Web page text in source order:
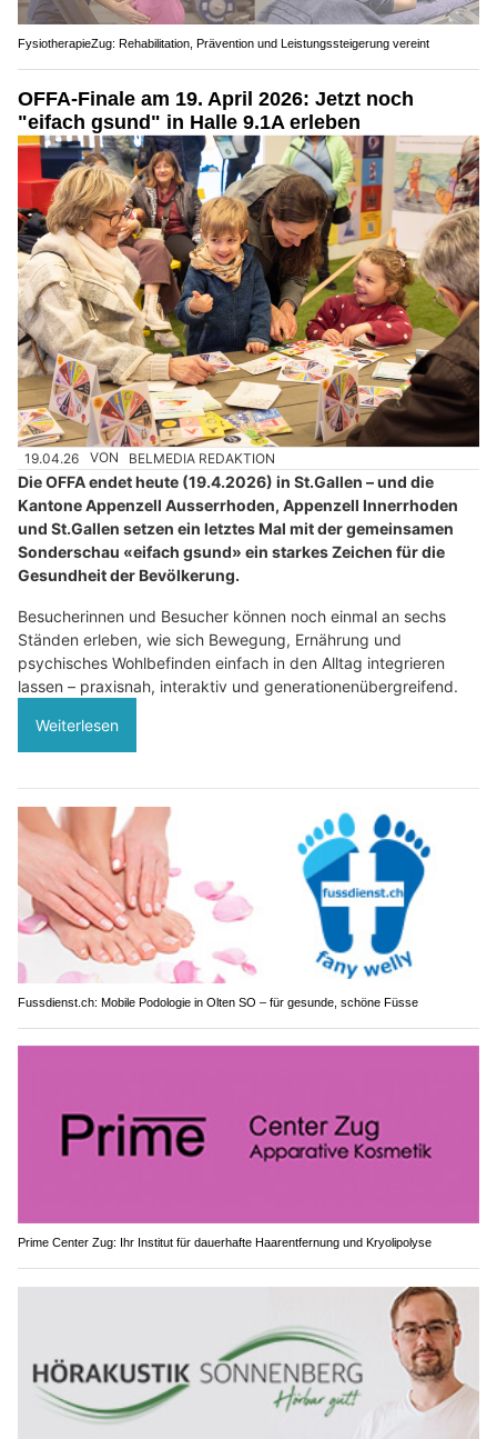
FysiotherapieZug: Rehabilitation, Prävention und Leistungssteigerung vereint
OFFA-Finale am 19. April 2026: Jetzt noch
"eifach gsund" in Halle 9.1A erleben
19.04.26 VON BELMEDIA REDAKTION
Die OFFA endet heute (19.4.2026) in St.Gallen – und die
Kantone Appenzell Ausserrhoden, Appenzell Innerrhoden
und St.Gallen setzen ein letztes Mal mit der gemeinsamen
Sonderschau «eifach gsund» ein starkes Zeichen für die
Gesundheit der Bevölkerung.
Besucherinnen und Besucher können noch einmal an sechs
Ständen erleben, wie sich Bewegung, Ernährung und
psychisches Wohlbefinden einfach in den Alltag integrieren
lassen – praxisnah, interaktiv und generationenübergreifend.
Weiterlesen
Fussdienst.ch: Mobile Podologie in Olten SO – für gesunde, schöne Füsse
Prime Center Zug: Ihr Institut für dauerhafte Haarentfernung und Kryolipolyse